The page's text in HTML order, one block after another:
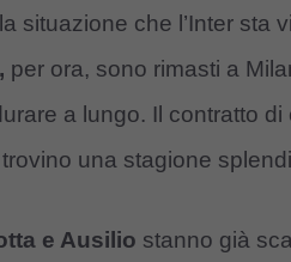
situazione che l’Inter sta
per ora, sono rimasti a
a lungo. Il contratto di
una stagione
e Ausilio stanno già